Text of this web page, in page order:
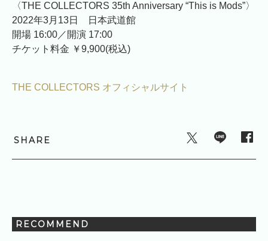
〈THE COLLECTORS 35th Anniversary “This is Mods”〉
2022年3月13日 日本武道館
開場 16:00／開演 17:00
チケット料金 ￥9,900(税込)
THE COLLECTORS オフィシャルサイト
SHARE
RECOMMEND